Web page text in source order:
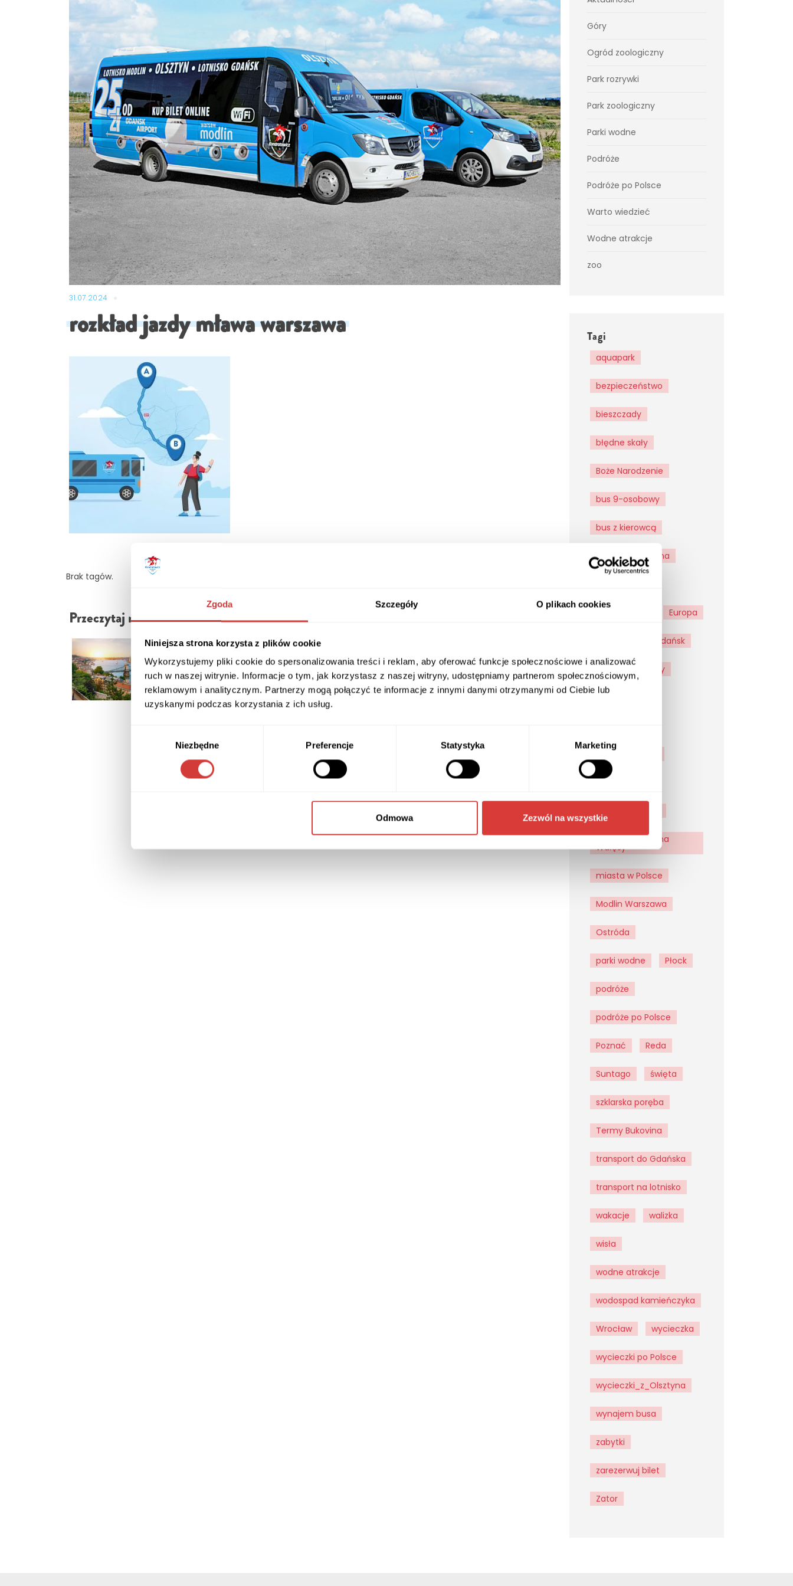
Zgoda Szczegóły O plikach cookies
Niniejsza strona korzysta z plików cookie
Wykorzystujemy pliki cookie do spersonalizowania treści i reklam, aby oferować funkcje społecznościowe i analizować
ruch w naszej witrynie. Informacje o tym, jak korzystasz z naszej witryny, udostępniamy partnerom społecznościowym,
reklamowym i analitycznym. Partnerzy mogą połączyć te informacje z innymi danymi otrzymanymi od Ciebie lub
uzyskanymi podczas korzystania z ich usług.
Niezbędne Preferencje Statystyka Marketing
Odmowa Zezwól na wszystkie
31.07.2024
rozkład jazdy mława warszawa
Brak tagów.
Przeczytaj również
Węgry – busem
odkrywamy na nowo kraj
Puskasa i Tokaju
see dla podróżujących z
Kondratowicz Transport
Góry
Ogród zoologiczny
Park rozrywki
Park zoologiczny
Parki wodne
Podróże
Podróże po Polsce
Warto wiedzieć
Wodne atrakcje
zoo
Tagi
aquapark
bezpieczeństwo
bieszczady
błędne skały
Boże Narodzenie
bus 9-osobowy
bus z kierowcą
busem z Olsztyna
Europa
Gdańsk
Giżycko góry
jezioro solińskie
Katowice
lotnisko im. Lecha
Wałęsy
miasta w Polsce
Modlin Warszawa
Ostróda
parki wodne Płock
podróże
podróże po Polsce
Poznać Reda
Suntago święta
szklarska poręba
Termy Bukovina
transport do Gdańska
transport na lotnisko
wakacje walizka
wisła
wodne atrakcje
wodospad kamieńczyka
Wrocław wycieczka
wycieczki po Polsce
wycieczki_z_Olsztyna
wynajem busa
zabytki
zarezerwuj bilet
Zator